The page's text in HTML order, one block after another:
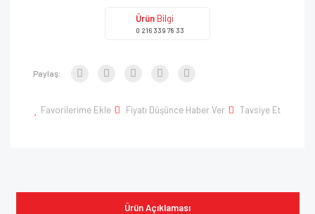
Ürün Bilgi
0 216 339 78 33
Paylaş:
Favorilerime Ekle Fiyatı Düşünce Haber Ver Tavsiye Et
Ürün Açıklaması